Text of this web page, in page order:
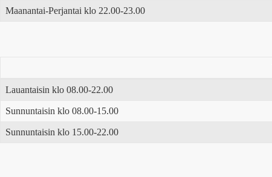
Maanantai-Perjantai klo 22.00-23.00
Lauantaisin klo 08.00-22.00
Sunnuntaisin klo 08.00-15.00
Sunnuntaisin klo 15.00-22.00